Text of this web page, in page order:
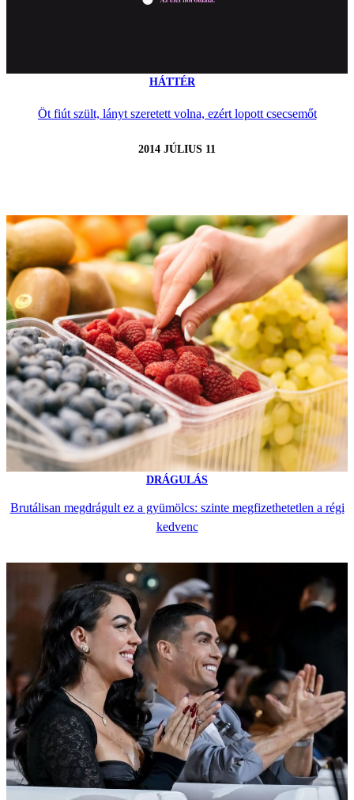
HÁTTÉR
Öt fiút szült, lányt szeretett volna, ezért lopott csecsemőt
2014 JÚLIUS 11
DRÁGULÁS
Brutálisan megdrágult ez a gyümölcs: szinte megfizethetetlen a régi
kedvenc